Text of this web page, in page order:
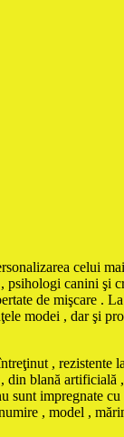
celui
canini şi
de mişcare .
modei , dar şi
, rezistente
blană
impregnate
, model ,